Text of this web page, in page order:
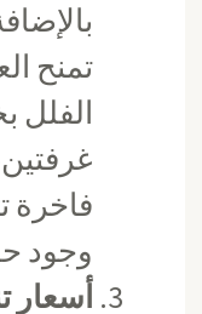
تمنح
الفلل
فاخرة
وجود
أسعار